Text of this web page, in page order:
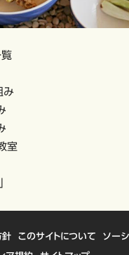
み
室
針 このサイトについて ソー